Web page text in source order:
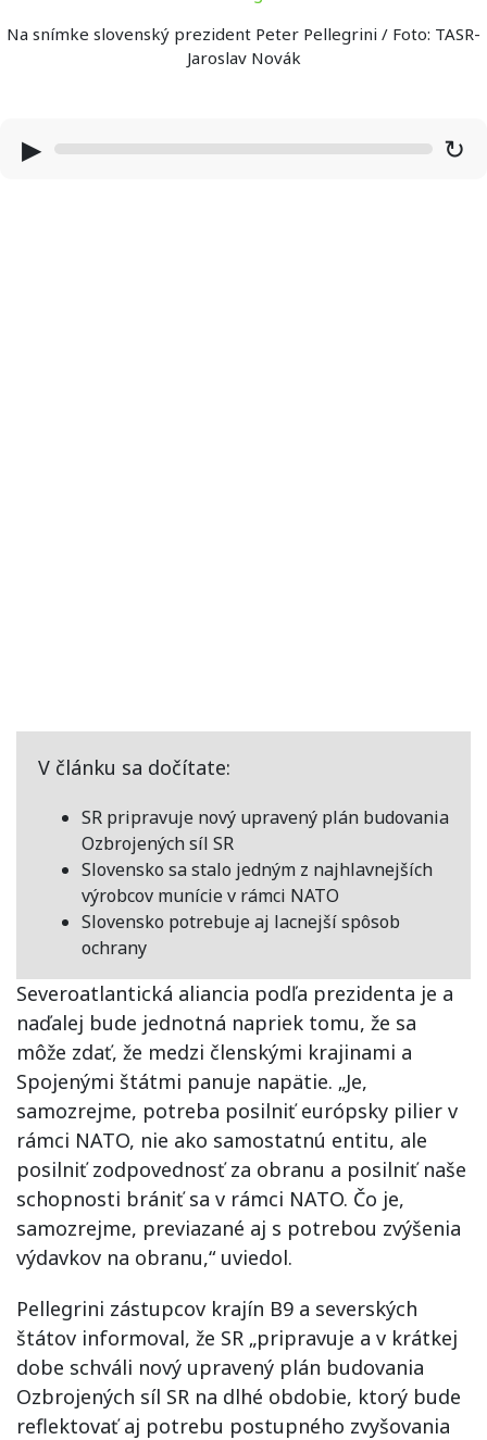
Na snímke slovenský prezident Peter Pellegrini / Foto: TASR-
Jaroslav Novák
▶ ↻
V článku sa dočítate:
SR pripravuje nový upravený plán budovania
Ozbrojených síl SR
Slovensko sa stalo jedným z najhlavnejších
výrobcov munície v rámci NATO
Slovensko potrebuje aj lacnejší spôsob
ochrany
Severoatlantická aliancia podľa prezidenta je a
naďalej bude jednotná napriek tomu, že sa
môže zdať, že medzi členskými krajinami a
Spojenými štátmi panuje napätie. „Je,
samozrejme, potreba posilniť európsky pilier v
rámci NATO, nie ako samostatnú entitu, ale
posilniť zodpovednosť za obranu a posilniť naše
schopnosti brániť sa v rámci NATO. Čo je,
samozrejme, previazané aj s potrebou zvýšenia
výdavkov na obranu,“ uviedol.
Pellegrini zástupcov krajín B9 a severských
štátov informoval, že SR „pripravuje a v krátkej
dobe schváli nový upravený plán budovania
Ozbrojených síl SR na dlhé obdobie, ktorý bude
reflektovať aj potrebu postupného zvyšovania